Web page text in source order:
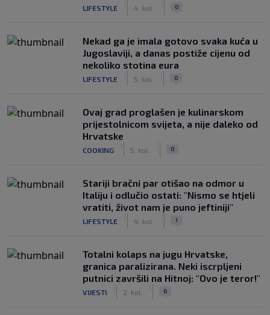
LIFESTYLE 4. kol. 0
Nekad ga je imala gotovo svaka kuća u
Jugoslaviji, a danas postiže cijenu od
nekoliko stotina eura
LIFESTYLE 5. kol. 0
Ovaj grad proglašen je kulinarskom
prijestolnicom svijeta, a nije daleko od
Hrvatske
COOKING 5. kol. 0
Stariji bračni par otišao na odmor u
Italiju i odlučio ostati: "Nismo se htjeli
vratiti, život nam je puno jeftiniji"
LIFESTYLE 4. kol. 1
Totalni kolaps na jugu Hrvatske,
granica paralizirana. Neki iscrpljeni
putnici završili na Hitnoj: "Ovo je teror!"
VIJESTI 2. kol. 6